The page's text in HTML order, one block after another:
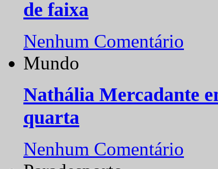
28 Judocas do
de faixa
Nenhum Comentário
Mundo
Nathália Mercadante
quarta